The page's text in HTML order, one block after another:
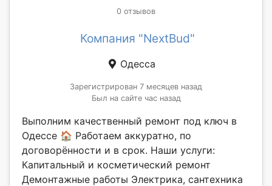
0 отзывов
Компания "NextBud"
Одесса
Зарегистрирован 7 месяцев назад
Был на сайте час назад
Выполним качественный ремонт под ключ в
Одессе 🏠 Работаем аккуратно, по
договорённости и в срок. Наши услуги:
Капитальный и косметический ремонт
Демонтажные работы Электрика, сантехника